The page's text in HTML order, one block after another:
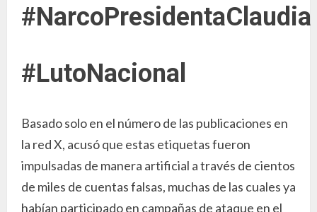
#NarcoPresidentaClaudia
#LutoNacional
Basado solo en el número de las publicaciones en
la red X, acusó que estas etiquetas fueron
impulsadas de manera artificial a través de cientos
de miles de cuentas falsas, muchas de las cuales ya
habían participado en campañas de ataque en el